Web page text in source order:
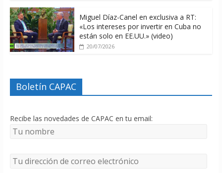
Miguel Díaz-Canel en exclusiva a RT:
«Los intereses por invertir en Cuba no
están solo en EE.UU.» (video)
20/07/2026
Boletín CAPAC
Recibe las novedades de CAPAC en tu email: